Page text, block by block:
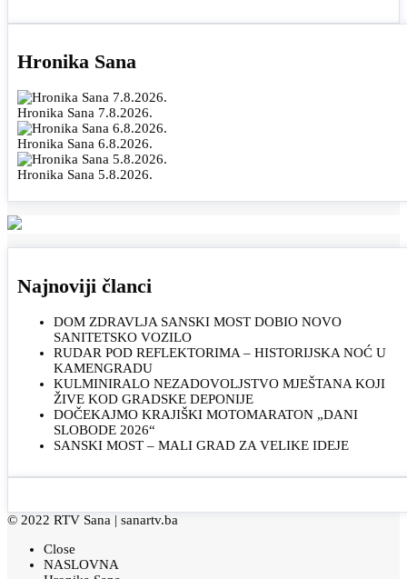
Hronika Sana
Hronika Sana 7.8.2026.
Hronika Sana 6.8.2026.
Hronika Sana 5.8.2026.
Najnoviji članci
DOM ZDRAVLJA SANSKI MOST DOBIO NOVO
SANITETSKO VOZILO
RUDAR POD REFLEKTORIMA – HISTORIJSKA NOĆ U
KAMENGRADU
KULMINIRALO NEZADOVOLJSTVO MJEŠTANA KOJI
ŽIVE KOD GRADSKE DEPONIJE
DOČEKAJMO KRAJIŠKI MOTOMARATON „DANI
SLOBODE 2026“
SANSKI MOST – MALI GRAD ZA VELIKE IDEJE
© 2022 RTV Sana | sanartv.ba
Close
NASLOVNA